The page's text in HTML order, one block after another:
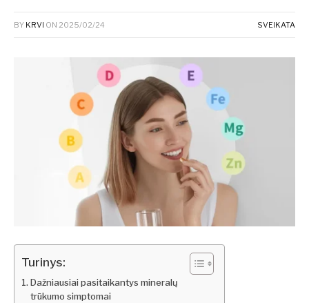
BY KRVI ON 2025/02/24 SVEIKATA
Turinys:
Dažniausiai pasitaikantys mineralų
trūkumo simptomai